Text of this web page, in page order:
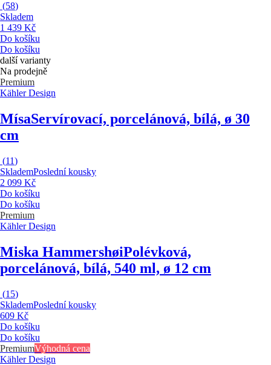
(58)
Skladem
1 439 Kč
Do košíku
Do košíku
další varianty
Na prodejně
Premium
Kähler Design
MísaServírovací, porcelánová, bílá, ø 30
cm
(11)
SklademPoslední kousky
2 099 Kč
Do košíku
Do košíku
Premium
Kähler Design
Miska HammershøiPolévková,
porcelánová, bílá, 540 ml, ø 12 cm
(15)
SklademPoslední kousky
609 Kč
Do košíku
Do košíku
PremiumVýhodná cena
Kähler Design